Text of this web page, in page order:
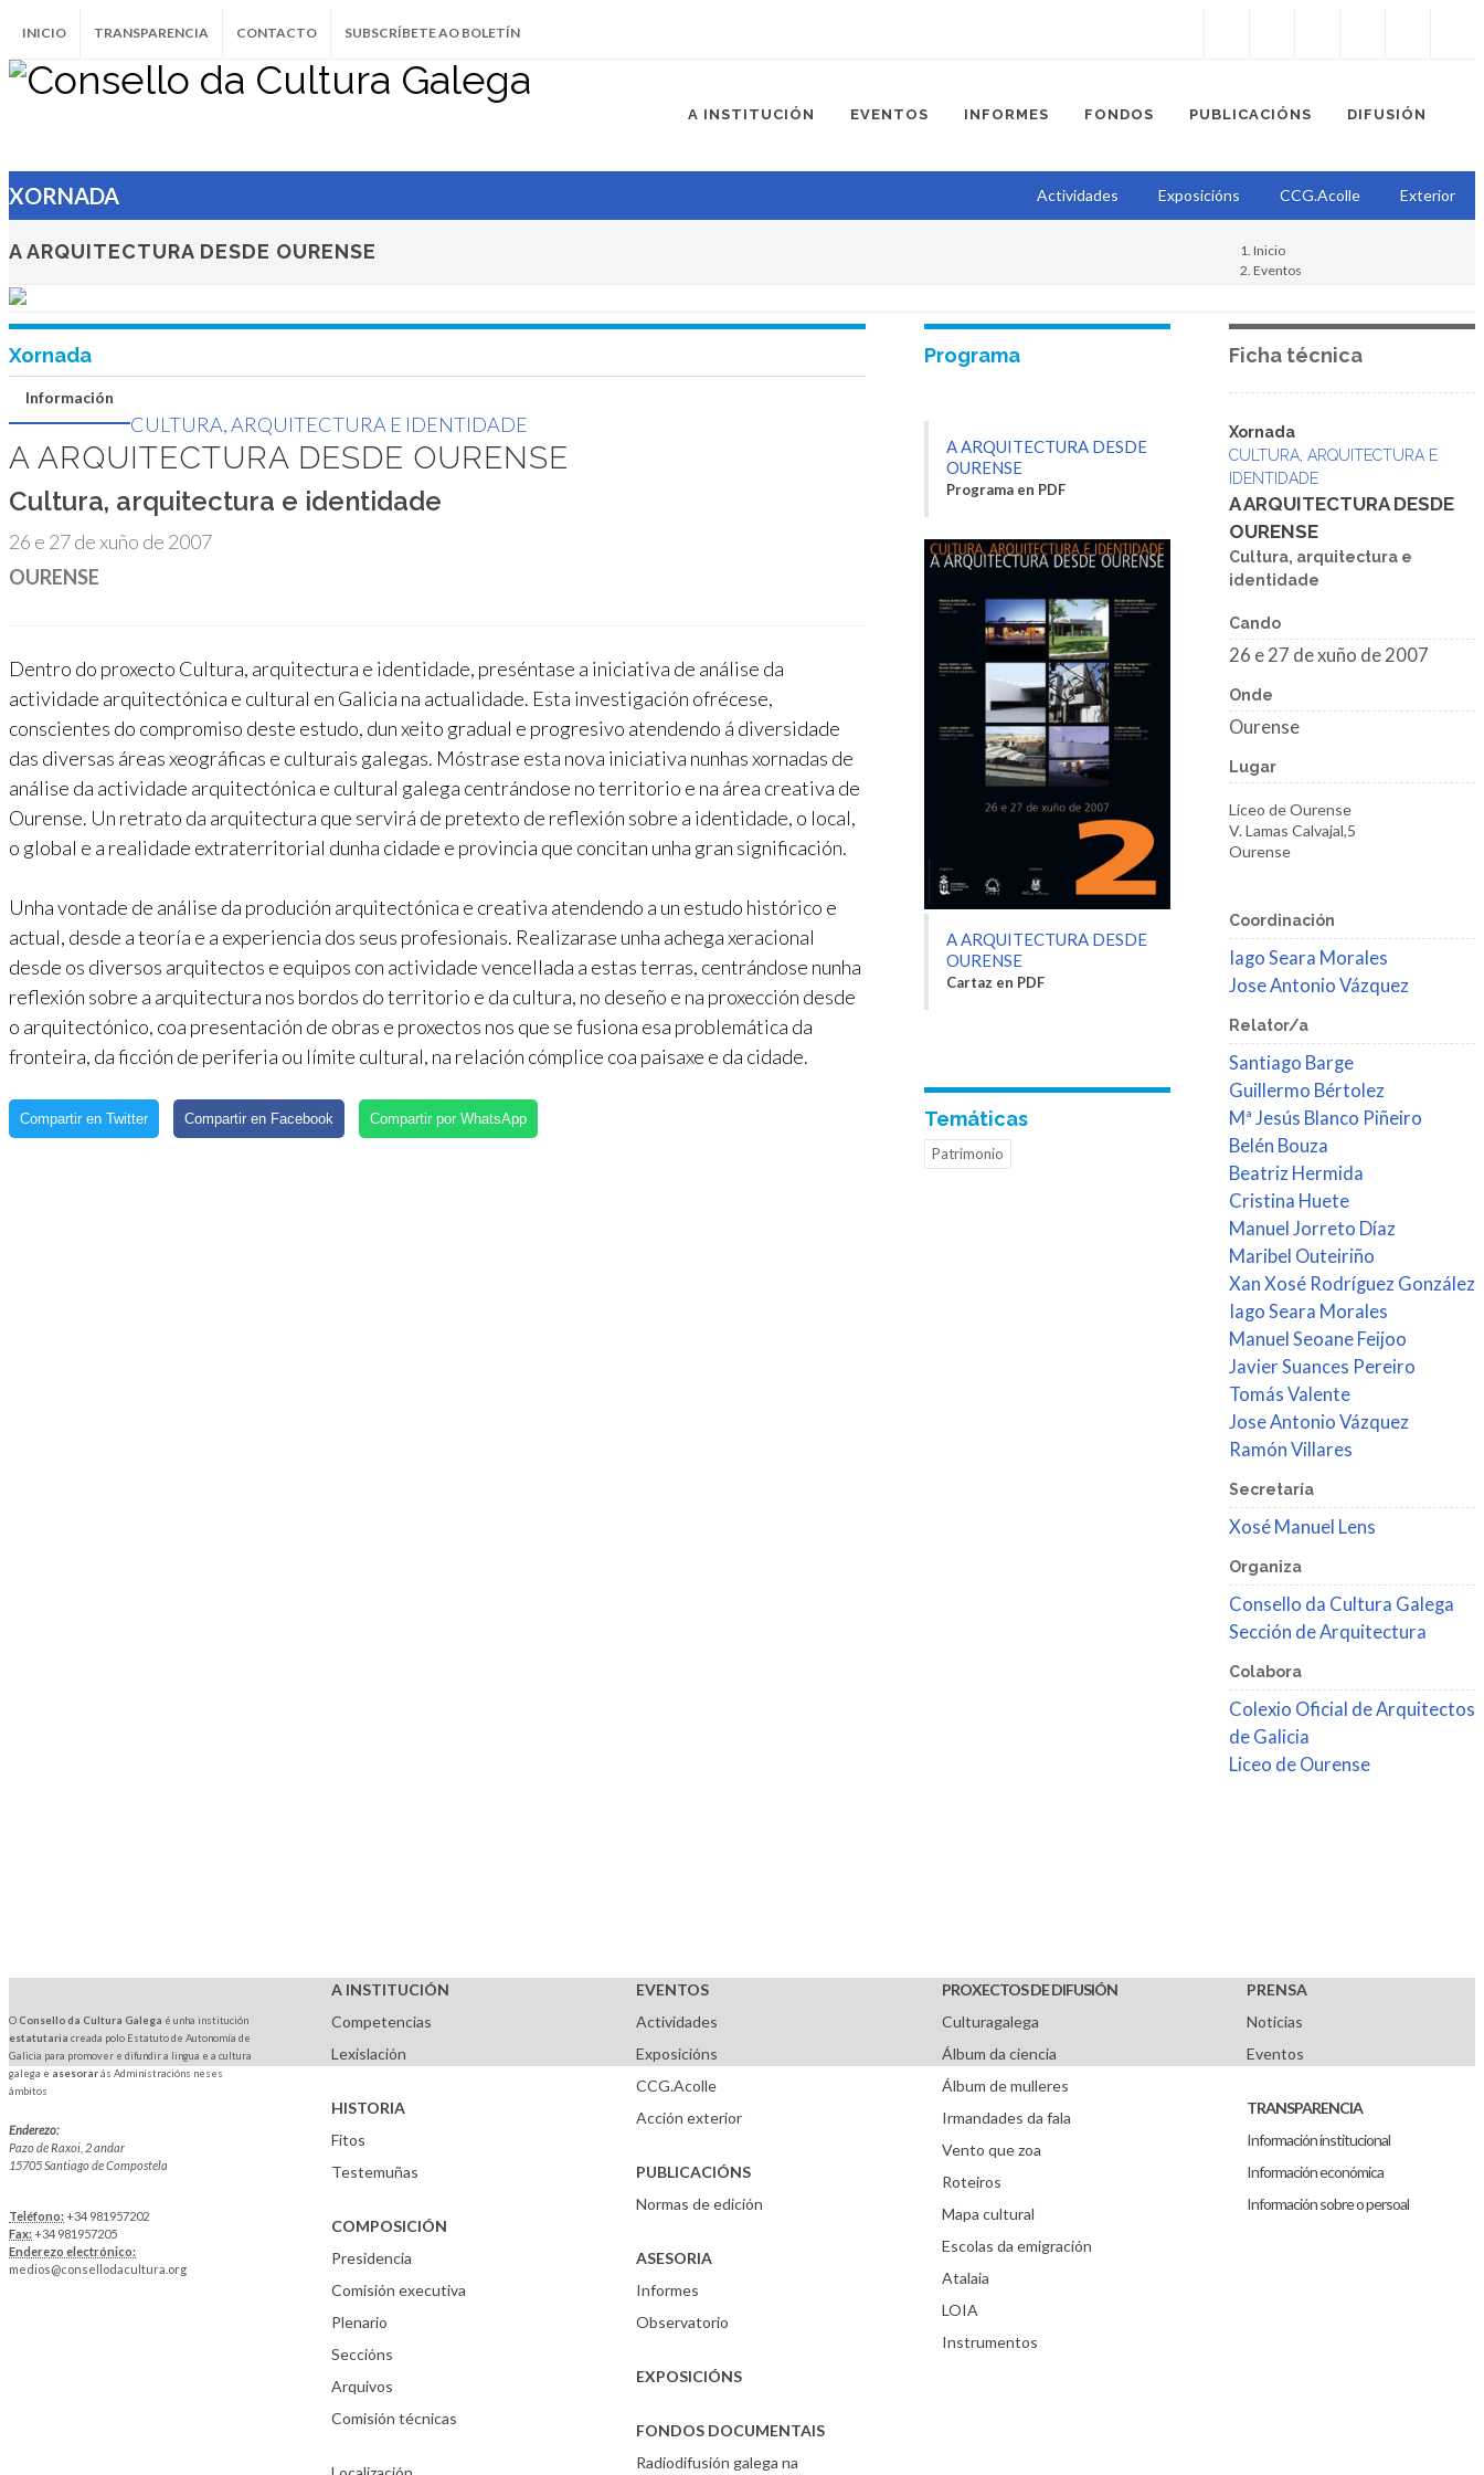
INICIO TRANSPARENCIA CONTACTO SUBSCRÍBETE AO BOLETÍN
A INSTITUCIÓN EVENTOS INFORMES FONDOS PUBLICACIÓNS DIFUSIÓN
XORNADA Actividades Exposicións CCG.Acolle Exterior
A ARQUITECTURA DESDE OURENSE
Inicio
Eventos
CULTURA, ARQUITECTURA E IDENTIDADE
A arquitectura desde Ourense
26 e 27 de xuño de 2007
Xornada
Información
CULTURA, ARQUITECTURA E IDENTIDADE
A ARQUITECTURA DESDE OURENSE
Cultura, arquitectura e identidade
26 e 27 de xuño de 2007
OURENSE
Dentro do proxecto Cultura, arquitectura e identidade, preséntase a iniciativa de análise da
actividade arquitectónica e cultural en Galicia na actualidade. Esta investigación ofrécese,
conscientes do compromiso deste estudo, dun xeito gradual e progresivo atendendo á diversidade
das diversas áreas xeográficas e culturais galegas. Móstrase esta nova iniciativa nunhas xornadas de
análise da actividade arquitectónica e cultural galega centrándose no territorio e na área creativa de
Ourense. Un retrato da arquitectura que servirá de pretexto de reflexión sobre a identidade, o local,
o global e a realidade extraterritorial dunha cidade e provincia que concitan unha gran significación.
Unha vontade de análise da produción arquitectónica e creativa atendendo a un estudo histórico e
actual, desde a teoría e a experiencia dos seus profesionais. Realizarase unha achega xeracional
desde os diversos arquitectos e equipos con actividade vencellada a estas terras, centrándose nunha
reflexión sobre a arquitectura nos bordos do territorio e da cultura, no deseño e na proxección desde
o arquitectónico, coa presentación de obras e proxectos nos que se fusiona esa problemática da
fronteira, da ficción de periferia ou límite cultural, na relación cómplice coa paisaxe e da cidade.
Compartir en Twitter Compartir en Facebook Compartir por WhatsApp
Programa
A ARQUITECTURA DESDE
OURENSE
Programa en PDF
A ARQUITECTURA DESDE
OURENSE
Cartaz en PDF
Temáticas
Patrimonio
Ficha técnica
Xornada
CULTURA, ARQUITECTURA E
IDENTIDADE
A ARQUITECTURA DESDE
OURENSE
Cultura, arquitectura e
identidade
Cando
26 e 27 de xuño de 2007
Onde
Ourense
Lugar
Liceo de Ourense
V. Lamas Calvajal,5
Ourense
Coordinación
Iago Seara Morales
Jose Antonio Vázquez
Relator/a
Santiago Barge
Guillermo Bértolez
Mª Jesús Blanco Piñeiro
Belén Bouza
Beatriz Hermida
Cristina Huete
Manuel Jorreto Díaz
Maribel Outeiriño
Xan Xosé Rodríguez González
Iago Seara Morales
Manuel Seoane Feijoo
Javier Suances Pereiro
Tomás Valente
Jose Antonio Vázquez
Ramón Villares
Secretaría
Xosé Manuel Lens
Organiza
Consello da Cultura Galega
Sección de Arquitectura
Colabora
Colexio Oficial de Arquitectos
de Galicia
Liceo de Ourense
O Consello da Cultura Galega é unha institución
estatutaria creada polo Estatuto de Autonomía de
Galicia para promover e difundir a lingua e a cultura
galega e asesorarás Administracións neses
ámbitos
Enderezo:
Pazo de Raxoi, 2 andar
15705 Santiago de Compostela
Teléfono:+34 981957202
Fax:+34 981957205
Enderezo electrónico:
medios@consellodacultura.org
A INSTITUCIÓN
Competencias
Lexislación
HISTORIA
Fitos
Testemuñas
COMPOSICIÓN
Presidencia
Comisión executiva
Plenario
Seccións
Arquivos
Comisión técnicas
EVENTOS
Actividades
Exposicións
CCG.Acolle
Acción exterior
PUBLICACIÓNS
Normas de edición
ASESORIA
Informes
Observatorio
EXPOSICIÓNS
FONDOS DOCUMENTAIS
Radiodifusión galega na
PROXECTOS DE DIFUSIÓN
Culturagalega
Álbum da ciencia
Álbum de mulleres
Irmandades da fala
Vento que zoa
Roteiros
Mapa cultural
Escolas da emigración
Atalaia
LOIA
Instrumentos
PRENSA
Noticias
Eventos
TRANSPARENCIA
Información institucional
Información económica
Información sobre o persoal